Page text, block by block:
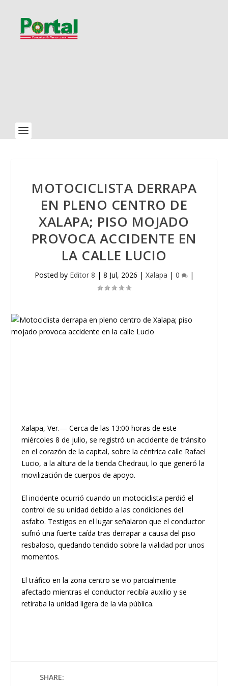
MOTOCICLISTA DERRAPA
EN PLENO CENTRO DE
XALAPA; PISO MOJADO
PROVOCA ACCIDENTE EN
LA CALLE LUCIO
Posted by Editor 8 | 8 Jul, 2026 | Xalapa | 0 |
Xalapa, Ver.— Cerca de las 13:00 horas de este
miércoles 8 de julio, se registró un accidente de tránsito
en el corazón de la capital, sobre la céntricacalle Rafael
Lucio, a la altura de la tienda Chedraui, lo que generó la
movilización de cuerpos de apoyo.
​El incidente ocurrió cuando un motociclista perdió el
control de su unidad debido a las condiciones del
asfalto. Testigos en el lugar señalaron que el conductor
sufrió una fuerte caída tras derrapar a causa del piso
resbaloso, quedando tendido sobre la vialidad por unos
momentos.
El tráfico en la zona centro se vio parcialmente
afectado mientras el conductor recibía auxilio y se
retiraba la unidad ligera de la vía pública.
SHARE: